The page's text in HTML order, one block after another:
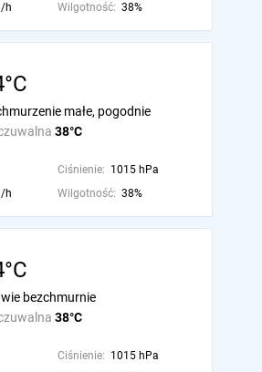
h Wilgotność: 38%
38°C
małe, pogodnie
Ciśnienie: 1015 hPa
h Wilgotność: 38%
38°C
bezchmurnie
Ciśnienie: 1015 hPa